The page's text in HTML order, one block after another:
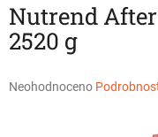
Nutrend
2520 g
Průměrné
Neohodnoceno